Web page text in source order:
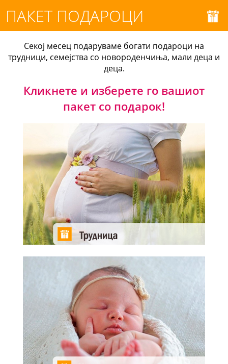
ПАКЕТ ПОДАРОЦИ
Секој месец подаруваме богати подароци на
трудници, семејства со новороденчиња, мали деца и
деца.
Кликнете и изберете го вашиот
пакет со подарок!